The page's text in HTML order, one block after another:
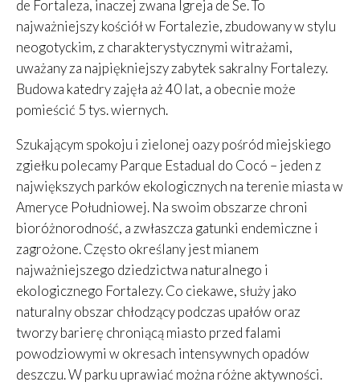
de Fortaleza, inaczej zwana Igreja de Se. To
najważniejszy kościół w Fortalezie, zbudowany w stylu
neogotyckim, z charakterystycznymi witrażami,
uważany za najpiękniejszy zabytek sakralny Fortalezy.
Budowa katedry zajęła aż 40 lat, a obecnie może
pomieścić 5 tys. wiernych.
Szukającym spokoju i zielonej oazy pośród miejskiego
zgiełku polecamy Parque Estadual do Cocó – jeden z
największych parków ekologicznych na terenie miasta w
Ameryce Południowej. Na swoim obszarze chroni
bioróżnorodność, a zwłaszcza gatunki endemiczne i
zagrożone. Często określany jest mianem
najważniejszego dziedzictwa naturalnego i
ekologicznego Fortalezy. Co ciekawe, służy jako
naturalny obszar chłodzący podczas upałów oraz
tworzy barierę chroniącą miasto przed falami
powodziowymi w okresach intensywnych opadów
deszczu. W parku uprawiać można różne aktywności.